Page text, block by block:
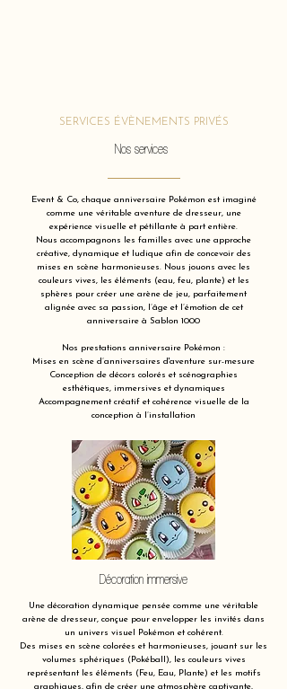
SERVICES ÉVÈNEMENTS PRIVÉS
Nos services
Event & Co, chaque anniversaire Pokémon est imaginé
comme une véritable aventure de dresseur, une
expérience visuelle et pétillante à part entière.
Nous accompagnons les familles avec une approche
créative, dynamique et ludique afin de concevoir des
mises en scène harmonieuses. Nous jouons avec les
couleurs vives, les éléments (eau, feu, plante) et les
sphères pour créer une arène de jeu, parfaitement
alignée avec sa passion, l’âge et l’émotion de cet
anniversaire à Sablon 1000
Nos prestations anniversaire Pokémon :
Mises en scène d’anniversaires d'aventure sur-mesure
Conception de décors colorés et scénographies
esthétiques, immersives et dynamiques
Accompagnement créatif et cohérence visuelle de la
conception à l’installation
Décoration immersive
Une décoration dynamique pensée comme une véritable
arène de dresseur, conçue pour envelopper les invités dans
un univers visuel Pokémon et cohérent.
Des mises en scène colorées et harmonieuses, jouant sur les
volumes sphériques (Pokéball), les couleurs vives
représentant les éléments (Feu, Eau, Plante) et les motifs
graphiques, afin de créer une atmosphère captivante,